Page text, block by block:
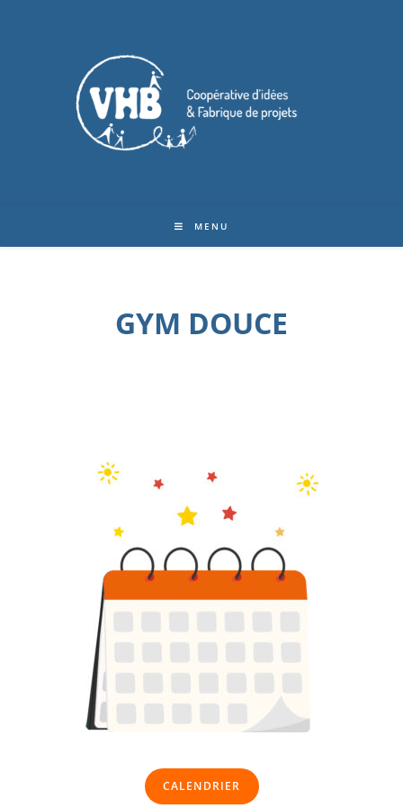
MENU
GYM DOUCE
CALENDRIER